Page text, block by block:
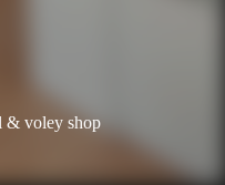
& voley shop